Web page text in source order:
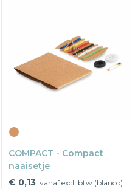
COMPACT - Compact
naaisetje
€ 0,13 vanaf excl. btw (blanco)